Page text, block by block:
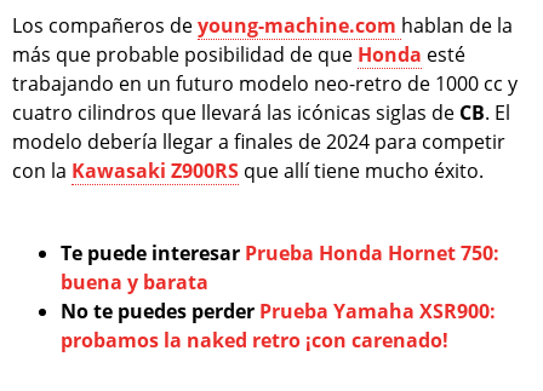
Los compañeros deyoung-machine.com hablan de la
más que probable posibilidad de que Honda esté
trabajando en un futuro modelo neo-retro de 1000 cc y
cuatro cilindros que llevará las icónicas siglas de CB. El
modelo debería llegar a finales de 2024 para competir
con la Kawasaki Z900RS que allí tiene mucho éxito.
Te puede interesar Prueba Honda Hornet 750:
buena y barata
No te puedes perder Prueba Yamaha XSR900:
probamos la naked retro ¡con carenado!